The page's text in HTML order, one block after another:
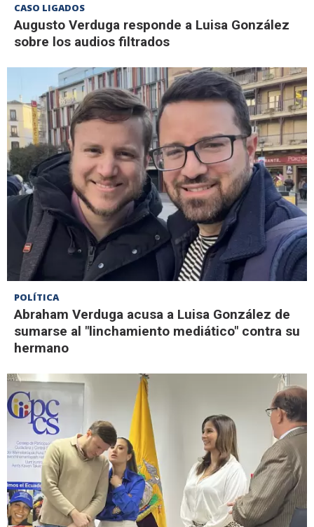
CASO LIGADOS
Augusto Verduga responde a Luisa González
sobre los audios filtrados
POLÍTICA
Abraham Verduga acusa a Luisa González de
sumarse al "linchamiento mediático" contra su
hermano